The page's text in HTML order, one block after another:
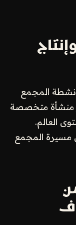
المجمع
منشأة متخصصة
العالم.
مسيرة المجمع